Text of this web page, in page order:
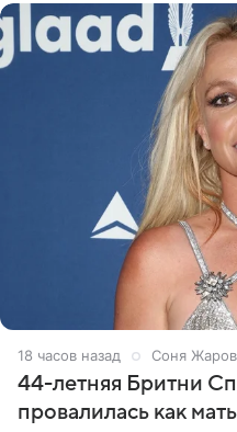
18 часов назад Соня
44-летняя Бритни
провалилась как мать